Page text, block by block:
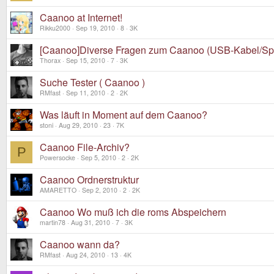
Caanoo at Internet!
Rikku2000 Sep 19, 2010 8 3K
[Caanoo]Diverse Fragen zum Caanoo (USB-Kabel/
Thorax Sep 15, 2010 7 3K
Suche Tester ( Caanoo )
RMfast Sep 11, 2010 2 2K
Was läuft in Moment auf dem Caanoo?
stoni Aug 29, 2010 23 7K
P Caanoo File-Archiv?
Powersocke Sep 5, 2010 2 2K
Caanoo Ordnerstruktur
AMARETTO Sep 2, 2010 2 2K
Caanoo Wo muß ich die roms Abspeichern
martin78 Aug 31, 2010 7 3K
Caanoo wann da?
RMfast Aug 24, 2010 13 4K